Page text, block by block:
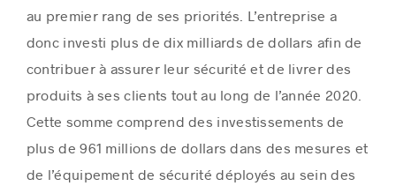
au premier rang de ses priorités. L’entreprise a
donc investi plus de dix milliards de dollars afin de
contribuer à assurer leur sécurité et de livrer des
produits à ses clients tout au long de l’année 2020.
Cette somme comprend des investissements de
plus de 961 millions de dollars dans des mesures et
de l’équipement de sécurité déployés au sein des